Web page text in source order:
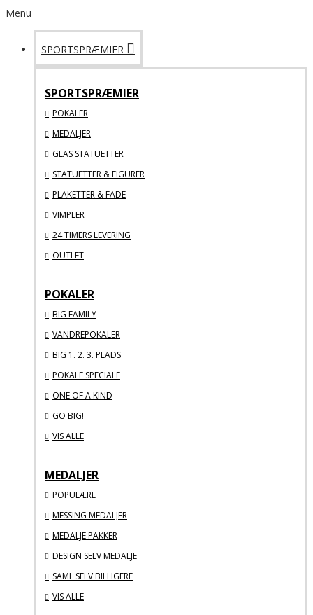
Menu
SPORTSPRÆMIER
SPORTSPRÆMIER
POKALER
MEDALJER
GLAS STATUETTER
STATUETTER & FIGURER
PLAKETTER & FADE
VIMPLER
24 TIMERS LEVERING
OUTLET
POKALER
BIG FAMILY
VANDREPOKALER
BIG 1. 2. 3. PLADS
POKALE SPECIALE
ONE OF A KIND
GO BIG!
VIS ALLE
MEDALJER
POPULÆRE
MESSING MEDALJER
MEDALJE PAKKER
DESIGN SELV MEDALJE
SAML SELV BILLIGERE
VIS ALLE